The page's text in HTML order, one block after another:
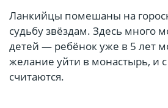
Ланкийцы помешаны на
судьбу звёздам. Здесь много
детей — ребёнок уже в 5 лет
желание уйти в монастырь, и
считаются.